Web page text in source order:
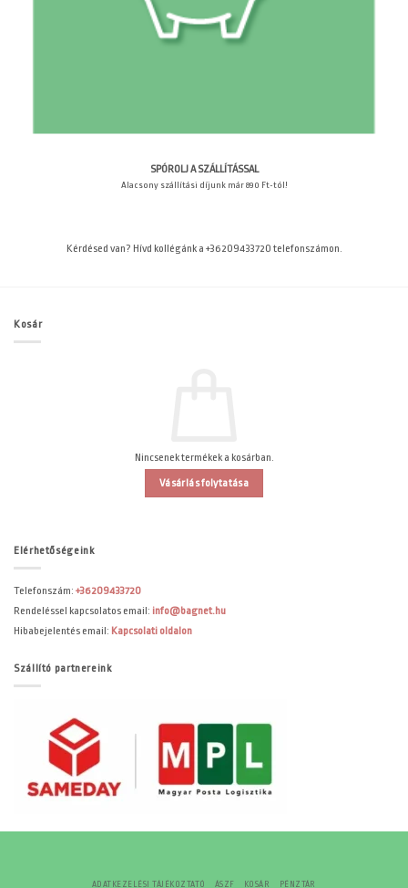
SPÓROLJ A SZÁLLÍTÁSSAL
Alacsony szállítási díjunk már 890 Ft-tól!
Kérdésed van? Hívd kollégánk a +36209433720 telefonszámon.
Kosár
Nincsenek termékek a kosárban.
Vásárlás folytatása
Elérhetőségeink
Telefonszám: +36209433720
Rendeléssel kapcsolatos email: info@bagnet.hu
Hibabejelentés email: Kapcsolati oldalon
Szállító partnereink
ADATKEZELÉSI TÁJÉKOZTATÓ ÁSZF KOSÁR PÉNZTÁR